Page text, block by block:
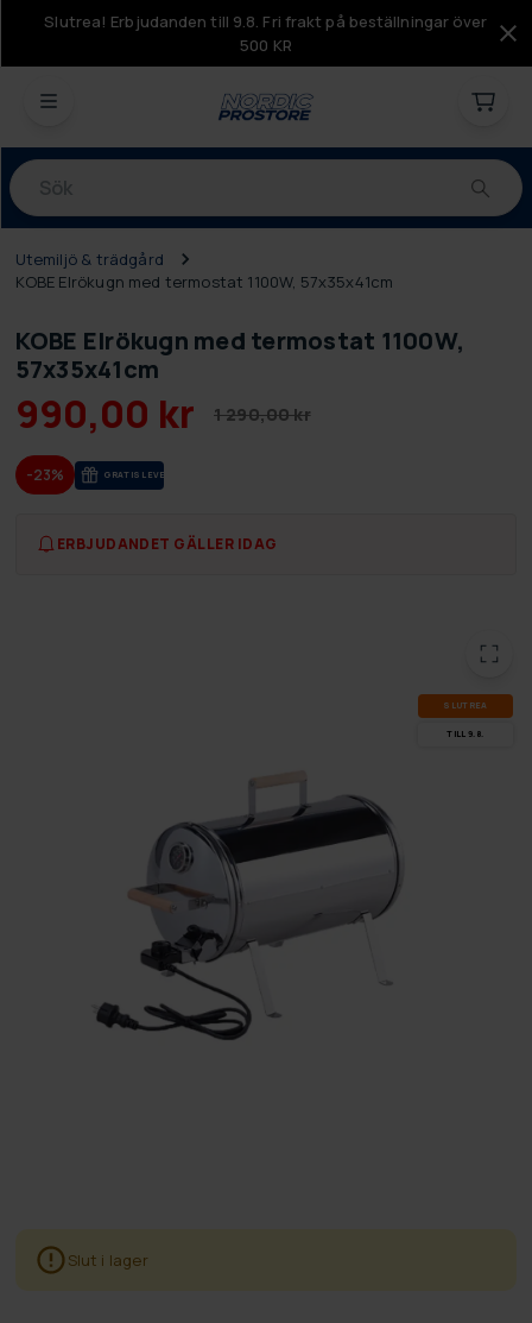
Slutrea! Erbjudanden till 9.8. Fri frakt på beställningar över
500 KR
Produkter
Utemiljö & trädgård
KOBE Elrökugn med termostat 1100W, 57x35x41cm
KOBE Elrökugn med termostat 1100W,
57x35x41cm
990,00 kr 1 290,00 kr
-23% GRA­TIS LE­VE­RANS
ERBJUDANDET GÄLLER IDAG
SLUT­REA
TILL 9.8.
Slut i lager